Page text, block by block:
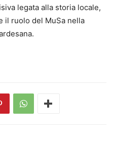
legata alla storia locale,
il ruolo del MuSa nella